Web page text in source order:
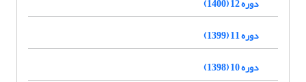
دوره 11 (1399)
دوره 10 (1398)